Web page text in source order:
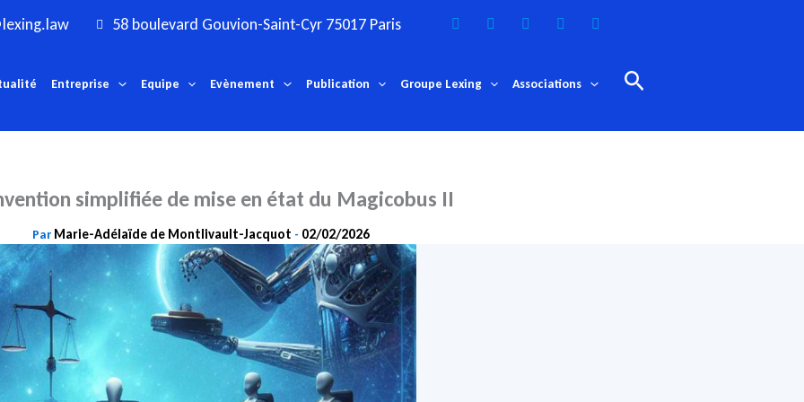
58 boulevard Gouvion-Saint-Cyr 75017 Paris
Entreprise Equipe Evènement Publication Groupe Lexing Associations Rechercher
simplifiée de mise en état du Magicobus II
Par Marie-Adélaïde de Montlivault-Jacquot - 02/02/2026